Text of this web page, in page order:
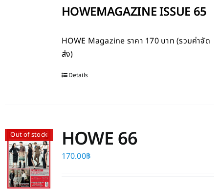
HOWEMAGAZINE ISSUE 65
HOWE Magazine ราคา 170 บาท (รวมค่าจัด
ส่ง)
Details
Out of stock HOWE 66
170.00฿